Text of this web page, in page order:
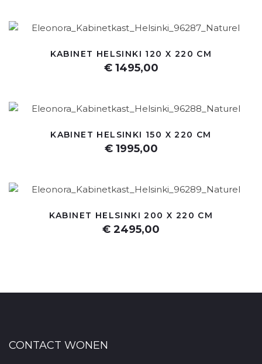
KABINET HELSINKI 120 X 220 CM
€ 1495,00
KABINET HELSINKI 150 X 220 CM
€ 1995,00
KABINET HELSINKI 200 X 220 CM
€ 2495,00
CONTACT WONEN